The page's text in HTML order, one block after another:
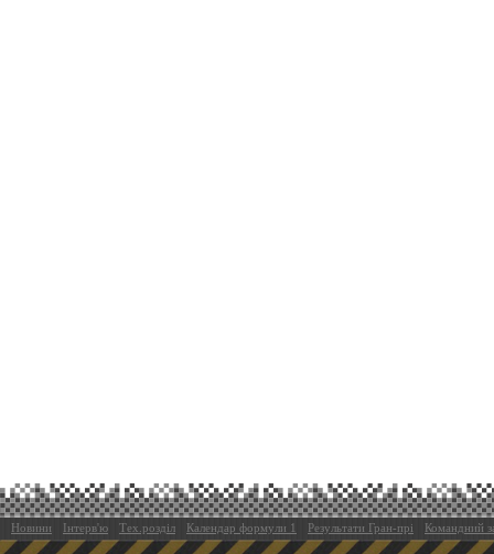
Новини Інтерв'ю Тех.розділ Календар формули 1 Результати Гран-прі Командний